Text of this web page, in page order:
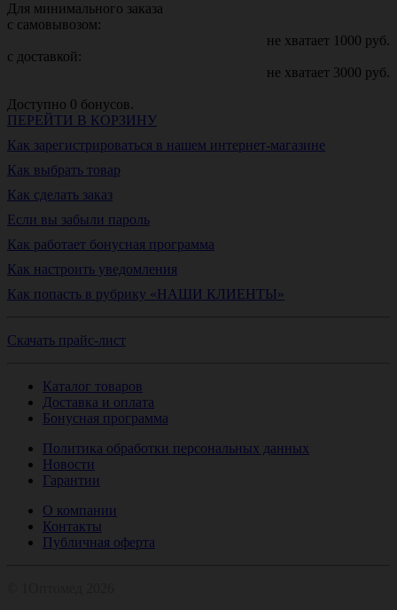
Для минимального заказа
с самовывозом:
не хватает 1000 руб.
с доставкой:
не хватает 3000 руб.
Доступно 0 бонусов.
ПЕРЕЙТИ В КОРЗИНУ
Как зарегистрироваться в нашем интернет-магазине
Как выбрать товар
Как сделать заказ
Если вы забыли пароль
Как работает бонусная программа
Как настроить уведомления
Как попасть в рубрику «НАШИ КЛИЕНТЫ»
Скачать прайс-лист
Каталог товаров
Доставка и оплата
Бонусная программа
Политика обработки персональных данных
Новости
Гарантии
О компании
Контакты
Публичная оферта